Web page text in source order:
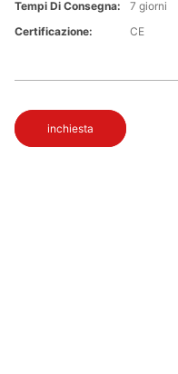
Tempi Di Consegna:
7 giorni
Certificazione:
CE
inchiesta